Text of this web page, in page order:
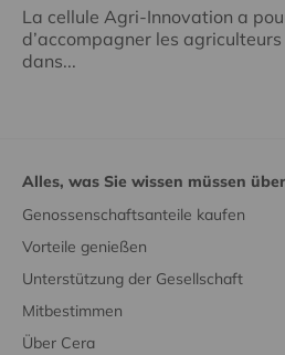
La cellule Agri-Innovation a
d’accompagner les
dans...
Alles, was Sie wissen müssen über
Genossenschaftsanteile kaufen
Vorteile genießen
Unterstützung der Gesellschaft
Mitbestimmen
Über Cera